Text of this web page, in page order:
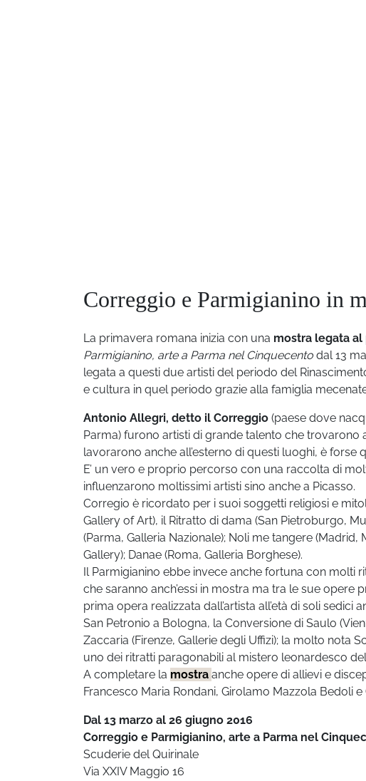
Correggio e Parmigianino in
La primavera romana inizia con una mostra legata
Parmigianino, arte a Parma nel Cinquecento dal 13
legata a questi due artisti del periodo del
e cultura in quel periodo grazie alla famiglia
Antonio Allegri, detto il Correggio (paese dove
Parma) furono artisti di grande talento che trovarono
lavorarono anche all’esterno di questi luoghi, è
E’ un vero e proprio percorso con una raccolta di
influenzarono moltissimi artisti sino anche a Picasso.
Corregio è ricordato per i suoi soggetti religiosi e
Gallery of Art), il Ritratto di dama (San Pietroburgo,
(Parma, Galleria Nazionale); Noli me tangere
Gallery); Danae (Roma, Galleria Borghese).
Il Parmigianino ebbe invece anche fortuna con molti
che saranno anch’essi in mostra ma tra le sue
prima opera realizzata dall’artista all’età di soli
San Petronio a Bologna, la Conversione di Saulo
Zaccaria (Firenze, Gallerie degli Uffizi); la molto nota
uno dei ritratti paragonabili al mistero leonardesco
A completare la mostra anche opere di allievi e
Francesco Maria Rondani, Girolamo Mazzola Bedoli e
Dal 13 marzo al 26 giugno 2016
Correggio e Parmigianino, arte a Parma nel
Scuderie del Quirinale
Via XXIV Maggio 16